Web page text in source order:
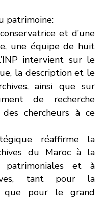
patrimoine:
et d’une
une équipe de huit
intervient sur le
la description et le
ainsi que sur
de recherche
chercheurs à ce
réaffirme la
du Maroc à la
patrimoniales et à
tant pour la
que pour le grand